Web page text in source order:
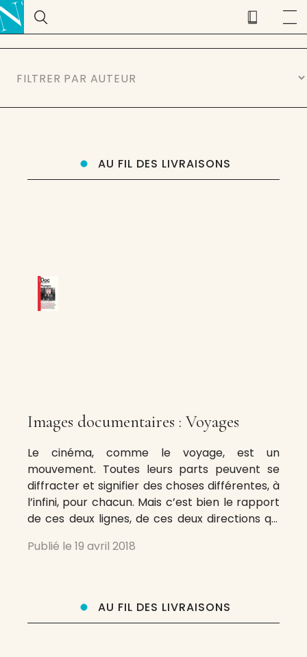
AU FIL DES LIVRAISONS
Images documentaires : Voyages
Le cinéma, comme le voyage, est un
mouvement. Toutes leurs parts peuvent se
diffracter et signifier des choses différentes, à
l’infini, pour chacun. Mais c’est bien le rapport
de ces deux lignes, de ces deux directions qui
documentaires (no 90/91). On y voyage
Publié le 19 avril 2018
AU FIL DES LIVRAISONS